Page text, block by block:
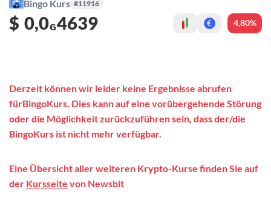
Bingo Kurs #11916
$ 0,0₆4639 € 4,80%
Derzeit können wir leider keine Ergebnisse abrufen
fürBingoKurs. Dies kann auf eine vorübergehende Störung
oder die Möglichkeit zurückzuführen sein, dass der/die
BingoKurs ist nicht mehr verfügbar.
Eine Übersicht aller weiteren Krypto-Kurse finden Sie auf
der Kursseite von Newsbit